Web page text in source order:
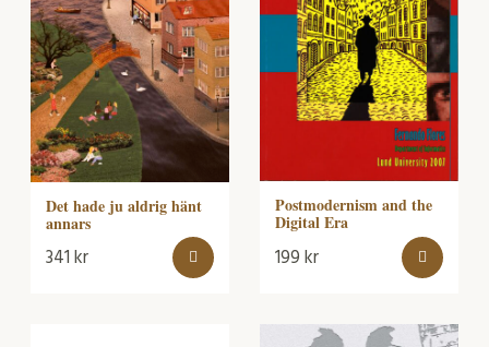
Det hade ju aldrig hänt
annars
341kr
Postmodernism and the
Digital Era
199kr